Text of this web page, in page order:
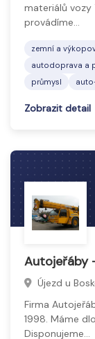
materiálů vozy
provádíme…
zemní a
autodoprava a
průmysl
Zobrazit detail
Autojeřáby
Újezd u
Firma
1998. Máme
Disponujeme…